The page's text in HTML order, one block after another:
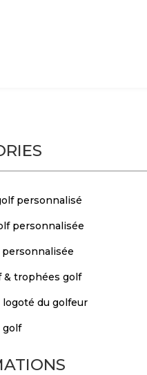
personnalisé
personnalisée
& trophées golf
du golfeur
golf